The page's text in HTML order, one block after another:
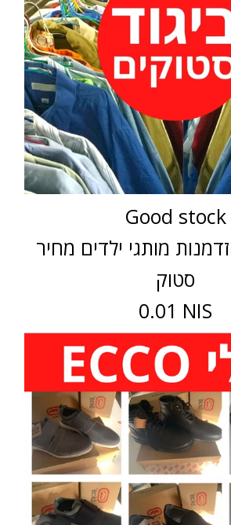
Good stock
מותגי ילדים מחיר
סטוק
0.01 NIS